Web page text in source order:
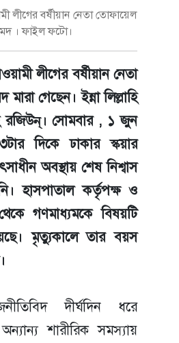
লীগের বর্ষীয়ান নেতা তোফায়েল
। ফাইল ফটো।
লীগের বর্ষীয়ান নেতা
গেছেন। ইন্না লিল্লাহি
রজিউন্। সোমবার , ১ জুন
দিকে ঢাকার স্কয়ার
অবস্থায় শেষ নিশ্বাস
হাসপাতাল কর্তৃপক্ষ ও
গণমাধ্যমকে বিষয়টি
মৃত্যুকালে তার বয়স
দীর্ঘদিন ধরে
শারীরিক সমস্যায়